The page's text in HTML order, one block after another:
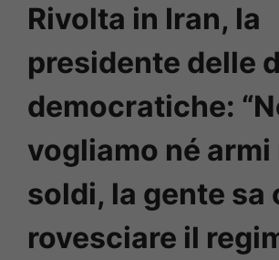
Rivolta in Iran, la
presidente delle
democratiche:
vogliamo né armi
soldi, la gente sa
rovesciare il